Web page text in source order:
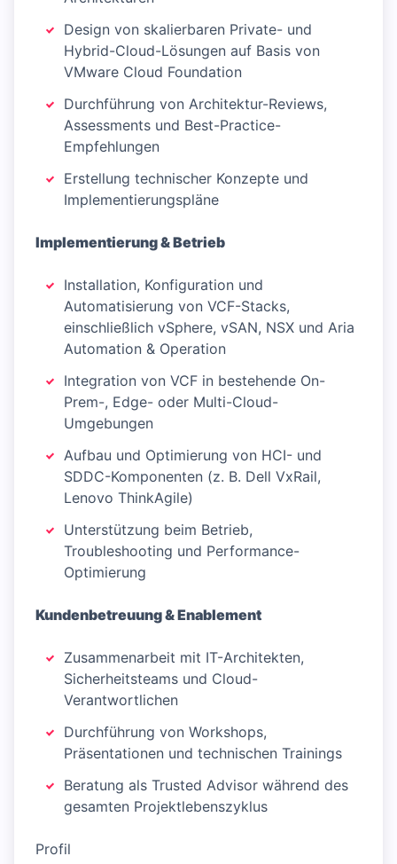
Design von skalierbaren Private- und
Hybrid-Cloud-Lösungen auf Basis von
VMware Cloud Foundation
Durchführung von Architektur-Reviews,
Assessments und Best-Practice-
Empfehlungen
Erstellung technischer Konzepte und
Implementierungspläne
Implementierung & Betrieb
Installation, Konfiguration und
Automatisierung von VCF-Stacks,
einschließlich vSphere, vSAN, NSX und Aria
Automation & Operation
Integration von VCF in bestehende On-
Prem-, Edge- oder Multi-Cloud-
Umgebungen
Aufbau und Optimierung von HCI- und
SDDC-Komponenten (z. B. Dell VxRail,
Lenovo ThinkAgile)
Unterstützung beim Betrieb,
Troubleshooting und Performance-
Optimierung
Kundenbetreuung & Enablement
Zusammenarbeit mit IT-Architekten,
Sicherheitsteams und Cloud-
Verantwortlichen
Durchführung von Workshops,
Präsentationen und technischen Trainings
Beratung als Trusted Advisor während des
gesamten Projektlebenszyklus
Profil